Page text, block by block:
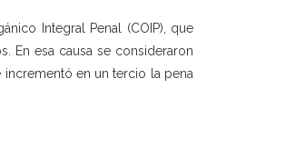
Integral Penal (COIP), que
En esa causa se consideraron
incrementó en un tercio la pena